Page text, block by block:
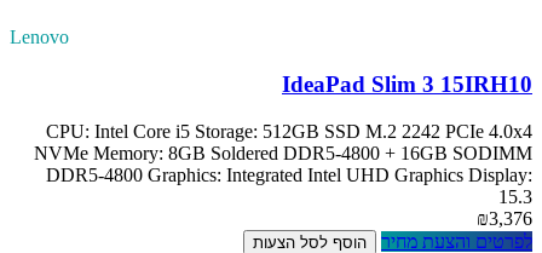
Lenovo
IdeaPad Slim 3 15IRH10
CPU: Intel Core i5 Storage: 512GB SSD M.2 2242 PCIe 4.0x4
NVMe Memory: 8GB Soldered DDR5-4800 + 16GB SODIMM
DDR5-4800 Graphics: Integrated Intel UHD Graphics Display:
15.3
₪3,376
לפרטים והצעת מחיר
הוסף לסל הצעות